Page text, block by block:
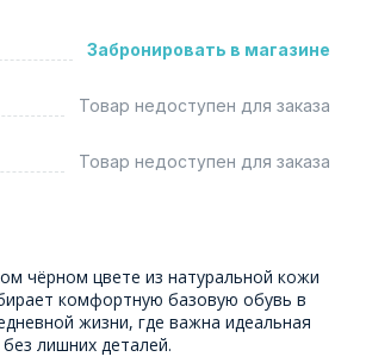
Забронировать в магазине
Товар недоступен для заказа
Товар недоступен для заказа
чёрном цвете из натуральной кожи
комфортную базовую обувь в
жизни, где важна идеальная
лишних деталей.